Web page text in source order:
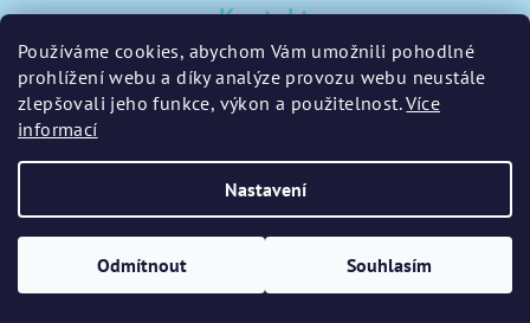
Používáme cookies, abychom Vám umožnili pohodlné
prohlížení webu a díky analýze provozu webu neustále
zlepšovali jeho funkce, výkon a použitelnost.Více
informací
Nastavení
Odmítnout Souhlasím
Kontakt
sklad@sladke-potreby.cz
+420 797728283
Upravit nastavení cookies
Vytvořil Shoptet